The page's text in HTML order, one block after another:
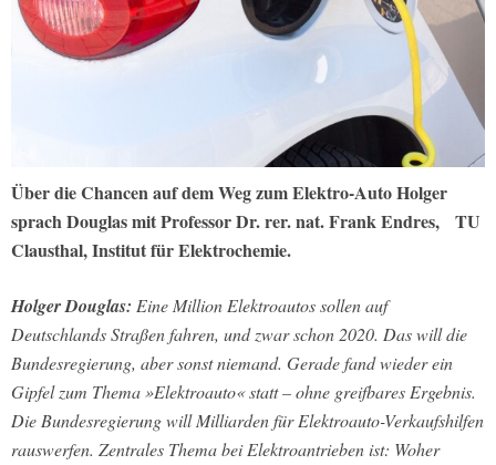
Über die Chancen auf dem Weg zum Elektro-Auto Holger
sprach Douglas mit Professor Dr. rer. nat. Frank Endres, TU
Clausthal, Institut für Elektrochemie.
Holger Douglas: Eine Million Elektroautos sollen auf
Deutschlands Straßen fahren, und zwar schon 2020. Das will die
Bundesregierung, aber sonst niemand. Gerade fand wieder ein
Gipfel zum Thema »Elektroauto« statt – ohne greifbares Ergebnis.
Die Bundesregierung will Milliarden für Elektroauto-Verkaufshilfen
rauswerfen. Zentrales Thema bei Elektroantrieben ist: Woher